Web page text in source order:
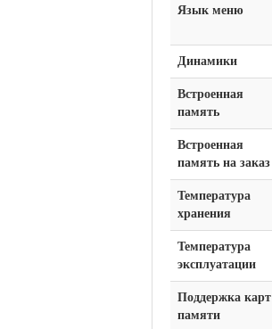
Язык меню
Динамики
Встроенная
память
Встроенная
память на заказ
Температура
хранения
Температура
эксплуатации
Поддержка карт
памяти